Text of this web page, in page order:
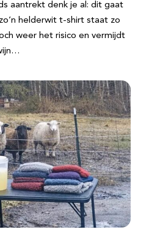
aantrekt denk je al: dit gaat
helderwit t-shirt staat zo
weer het risico en vermijdt